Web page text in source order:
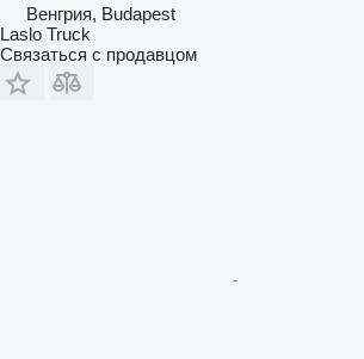
Венгрия, Budapest
Laslo Truck
Связаться с продавцом